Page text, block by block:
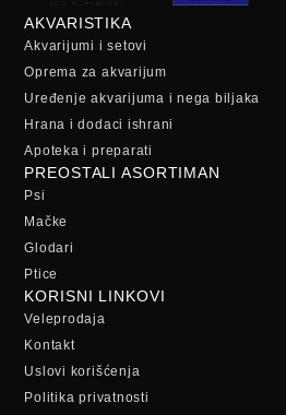
AKVARISTIKA
Akvarijumi i setovi
Oprema za akvarijum
Uređenje akvarijuma i nega biljaka
Hrana i dodaci ishrani
Apoteka i preparati
PREOSTALI ASORTIMAN
Psi
Mačke
Glodari
Ptice
KORISNI LINKOVI
Veleprodaja
Kontakt
Uslovi korišćenja
Politika privatnosti